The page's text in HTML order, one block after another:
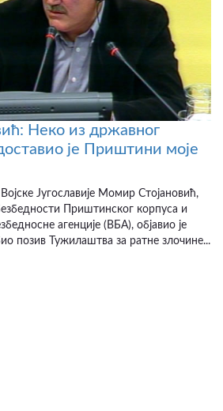
Неко из државног
је Приштини моје
Југославије Момир Стојановић,
Приштинског корпуса и
агенције (ВБА), објавио је
позив Тужилаштва за ратне злочине...